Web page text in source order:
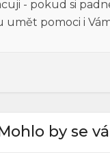
- pokud si
umět pomoci i
by se